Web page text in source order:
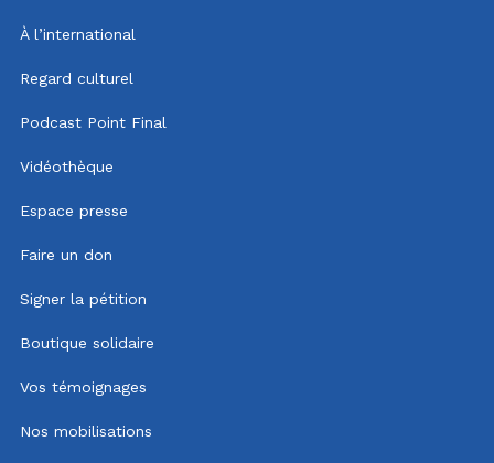
À l’international
Regard culturel
Podcast Point Final
Vidéothèque
Espace presse
Faire un don
Signer la pétition
Boutique solidaire
Vos témoignages
Nos mobilisations